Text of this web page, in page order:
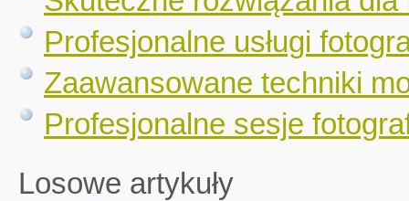
Profesjonalne usługi
Zaawansowane techniki
Profesjonalne sesje
Losowe artykuły